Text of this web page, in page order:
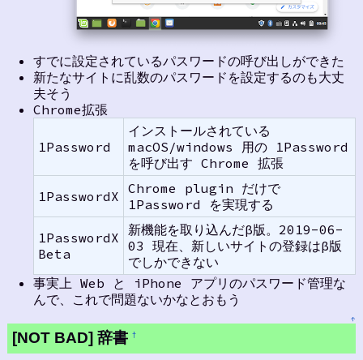
すでに設定されているパスワードの呼び出しができた
新たなサイトに乱数のパスワードを設定するのも大丈
夫そう
Chrome拡張
1Password
インストールされている
macOS/windows 用の 1Password
を呼び出す Chrome 拡張
1PasswordX Chrome plugin だけで
1Password を実現する
1PasswordX
Beta
新機能を取り込んだβ版。2019-06-
03 現在、新しいサイトの登録はβ版
でしかできない
事実上 Web と iPhone アプリのパスワード管理な
んで、これで問題ないかなとおもう
↑
[NOT BAD] 辞書 †